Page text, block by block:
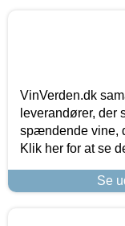
VinVerden.dk
leverandører, der
spændende vine,
Klik her for at se
Se